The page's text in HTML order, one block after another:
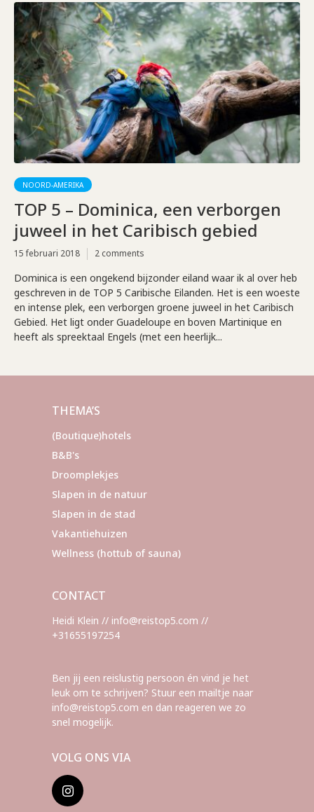
NOORD-AMERIKA
TOP 5 – Dominica, een verborgen
juweel in het Caribisch gebied
15 februari 2018 2 comments
Dominica is een ongekend bijzonder eiland waar ik al over heb
geschreven in de TOP 5 Caribische Eilanden. Het is een woeste
en intense plek, een verborgen groene juweel in het Caribisch
Gebied. Het ligt onder Guadeloupe en boven Martinique en
heeft als spreektaal Engels (met een heerlijk...
THEMA’S
(Boutique)hotels
B&B's
Droomplekjes
Slapen in de natuur
Slapen in de stad
Vakantiehuizen
Wellness (hottub of sauna)
CONTACT
Heidi Klein // info@reistop5.com //
+31655197254
Ben jij een reislustig persoon én vind je het
leuk om te schrijven? Stuur een mailtje naar
info@reistop5.com en dan reageren we zo
snel mogelijk.
VOLG ONS VIA